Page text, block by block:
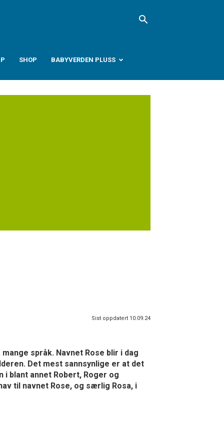
SHOP BABYVERDEN PLUSS
Sist oppdatert 10.09.24
språk. Navnet Rose blir i dag
Det mest sannsynlige er at det
blant annet Robert, Roger og
til navnet Rose, og særlig Rosa, i